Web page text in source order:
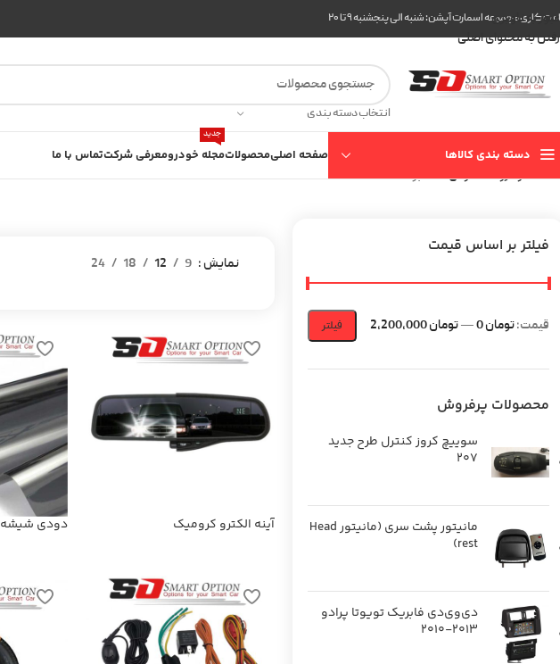
عبور به ناوبری
رفتن به محتوای اصلی
کاری مجموعه اسمارت آپشن: شنبه الی پنجشنبه ۹ تا ۲۰
انتخاب دسته بندی
دسته بندی کالاها صفحه اصلیمحصولاتمجله خودرو
جدید
معرفی شرکتتماس با ما
خانه خودرو لکسوس GS برگه 2
فیلتر بر اساس قیمت
فیلتر قیمت:تومان 0 —تومان 2,200,000
محصولات پرفروش
سوییچ کروز کنترل طرح جدید
207
مانیتور پشت سری (مانیتور Head
rest)
دی‌وی‌دی فابریک تویوتا پرادو
2013-2010
نمایش 9
12
18
24
آینه الکترو کرومیک دودی شیشه